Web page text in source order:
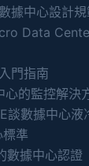
據中心設計規
Data
門指南
的監控解決
數據中心液
準
數據中心認證